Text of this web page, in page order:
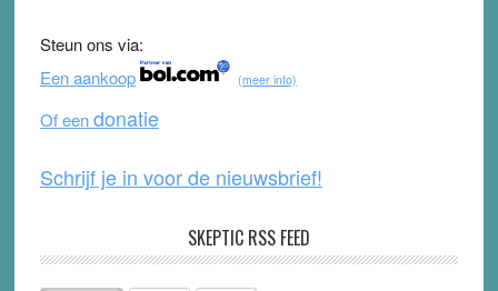
b
o
o
k
b
e
Steun ons via:
Een aankoop
(meer info)
Of eendonatie
Schrijf je in voor de nieuwsbrief!
SKEPTIC RSS FEED